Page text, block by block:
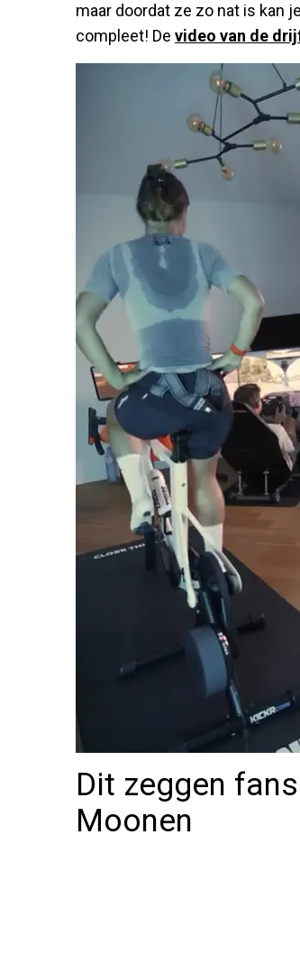
maar doordat ze zo nat is kan
compleet! De video van de
Dit zeggen
Moonen